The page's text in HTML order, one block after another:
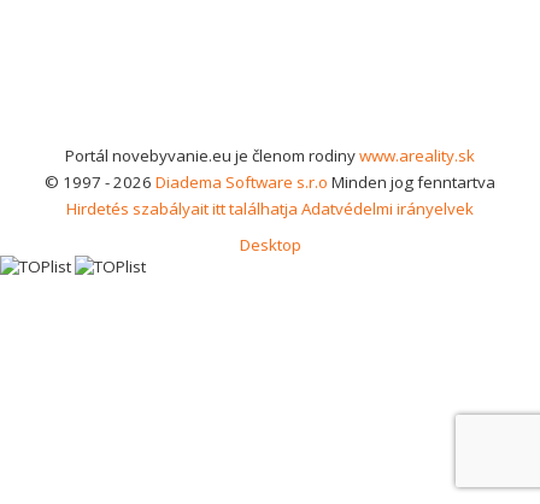
Portál novebyvanie.eu je členom rodinywww.areality.sk
© 1997 - 2026 Diadema Software s.r.o Minden jog fenntartva
Hirdetés szabályait itt találhatja Adatvédelmi irányelvek
Desktop